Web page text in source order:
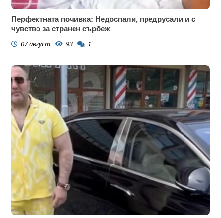
Перфектната почивка: Недоспали, предрусали и с
чувство за странен сърбеж
07 август 93 1